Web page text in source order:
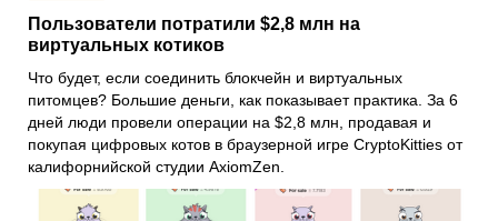
Пользователи потратили $2,8 млн на
виртуальных котиков
Что будет, если соединить блокчейн и виртуальных
питомцев? Большие деньги, как показывает практика. За 6
дней люди провели операции на $2,8 млн, продавая и
покупая цифровых котов в браузерной игре CryptoKitties от
калифорнийской студии AxiomZen.